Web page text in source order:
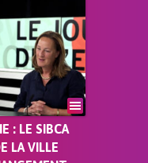
: LE SIBCA
LA VILLE